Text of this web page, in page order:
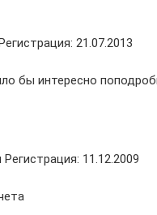
21.07.2013
бы интересно
11.12.2009